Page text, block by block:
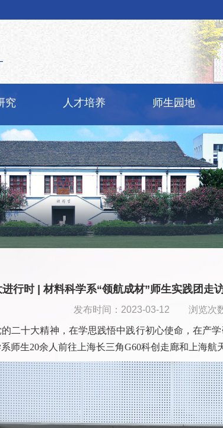
究 人才培养 师生园地
行时 | 材料科学系“领航成材”师生实践团走
发布时间：2023-03-12 浏览次
二十大精神，在学思践悟中践行初心使命，在产学
师生20余人前往上海长三角G60科创走廊和上海航